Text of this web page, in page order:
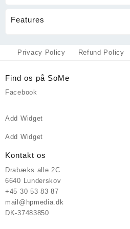
Features
Privacy Policy Refund Policy
Find os på SoMe
Facebook
Add Widget
Add Widget
Kontakt os
Drabæks alle 2C
6640 Lunderskov
+45 30 53 83 87
mail@hpmedia.dk
DK-37483850